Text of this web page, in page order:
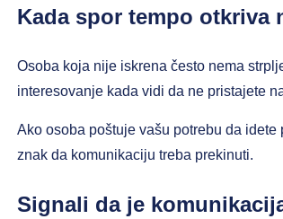
Kada spor tempo otkriva
Osoba koja nije iskrena često nema
interesovanje kada vidi da ne pristajete
Ako osoba poštuje vašu potrebu da
znak da komunikaciju treba prekinuti.
Signali da je